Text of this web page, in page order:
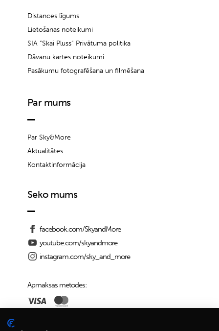
Distances līgums
Lietošanas noteikumi
SIA “Skai Pluss” Privātuma politika
Dāvanu kartes noteikumi
Pasākumu fotografēšana un filmēšana
Par mums
Par Sky&More
Aktualitātes
Kontaktinformācija
Seko mums
facebook.com/SkyandMore
youtube.com/skyandmore
instagram.com/sky_and_more
Apmaksas metodes: